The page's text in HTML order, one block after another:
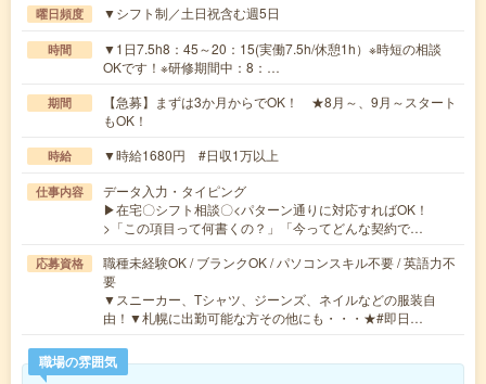
曜日頻度 ▼シフト制／土日祝含む週5日
時間
▼1日7.5h8：45～20：15(実働7.5h/休憩1h）※時短の相談
OKです！※研修期間中：8：…
期間
【急募】まずは3か月からでOK！ ★8月～、9月～スタート
もOK！
時給 ▼時給1680円 #日収1万以上
仕事内容
データ入力・タイピング
▶在宅〇シフト相談〇<パターン通りに対応すればOK！
>「この項目って何書くの？」「今ってどんな契約で…
応募資格
職種未経験OK / ブランクOK / パソコンスキル不要 / 英語力不
要
▼スニーカー、Tシャツ、ジーンズ、ネイルなどの服装自
由！▼札幌に出勤可能な方その他にも・・・★#即日…
職場の雰囲気